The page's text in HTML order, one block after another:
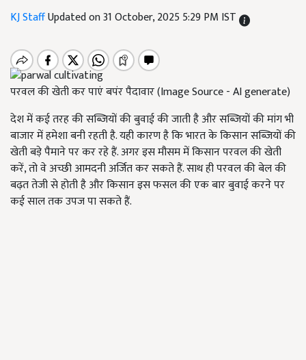
KJ StaffUpdated on 31 October, 2025 5:29 PM IST
परवल की खेती कर पाएं बपंर पैदावार (Image Source - AI generate)
देश में कई तरह की सब्जियों की बुवाई की जाती है और सब्जियों की मांग भी
बाजार में हमेशा बनी रहती है. यही कारण है कि भारत के किसान सब्जियों की
खेती बड़े पैमाने पर कर रहे हैं. अगर इस मौसम में किसान परवल की खेती
करें, तो वे अच्छी आमदनी अर्जित कर सकते हैं. साथ ही परवल की बेल की
बढ़त तेजी से होती है और किसान इस फसल की एक बार बुवाई करने पर
कई साल तक उपज पा सकते हैं.